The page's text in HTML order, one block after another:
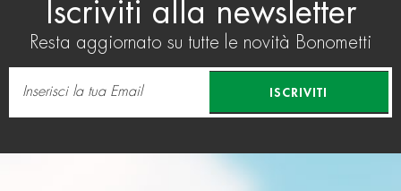
Iscriviti alla newsletter
Resta aggiornato su tutte le novità Bonometti
ISCRIVITI